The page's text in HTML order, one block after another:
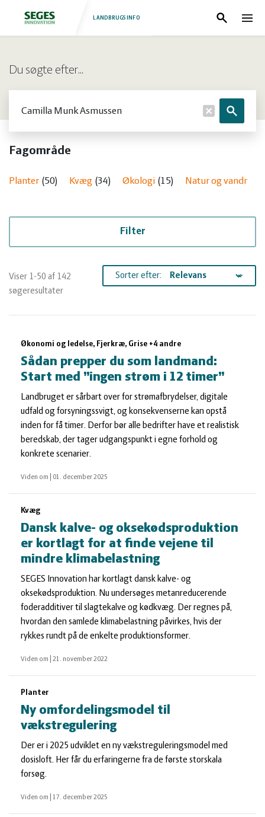
ind
Forside
vandmiljø
Planter
Økologi
Økonomi
og
ledelse
Øvrige
dyr
Grise
Økonomi
og
ledelse
Øvrige
dyr
LANDBRUGSINFO Søg
Du søgte efter…
Søg
Fagområde
Planter 50 Kvæg 34 Økologi 15 Natur og vandmiljø
Filter
Viser 1-50 af 142
søgeresultater
Sorter efter:
Søgeresultater
Økonomi og ledelse, Fjerkræ, Grise +4 andre
Sådan prepper du som landmand:
Start med ”ingen strøm i 12 timer”
Landbruget er sårbart over for strømafbrydelser, digitale
udfald og forsyningssvigt, og konsekvenserne kan opstå
inden for få timer. Derfor bør alle bedrifter have et realistisk
beredskab, der tager udgangspunkt i egne forhold og
konkrete scenarier.
Viden om 01. december 2025
Kvæg
Dansk kalve- og oksekødsproduktion
er kortlagt for at finde vejene til
mindre klimabelastning
SEGES Innovation har kortlagt dansk kalve- og
oksekødsproduktion. Nu undersøges metanreducerende
foderadditiver til slagtekalve og kødkvæg. Der regnes på,
hvordan den samlede klimabelastning påvirkes, hvis der
rykkes rundt på de enkelte produktionsformer.
Viden om 21. november 2022
Planter
Ny omfordelingsmodel til
vækstregulering
Der er i 2025 udviklet en ny vækstreguleringsmodel med
dosisloft. Her får du erfaringerne fra de første storskala
forsøg.
Viden om 17. december 2025